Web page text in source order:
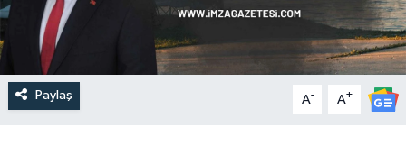
Paylaş A- A+